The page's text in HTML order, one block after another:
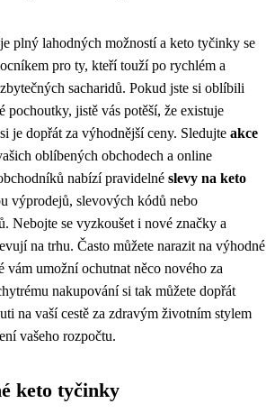
plný lahodných možností a keto tyčinky se
pro ty, kteří touží po rychlém a
sacharidů. Pokud jste si oblíbili
pochoutky, jistě vás potěší, že existuje
je dopřát za výhodnější ceny. Sledujte akce
oblíbených obchodech a online
nabízí pravidelné slevy na keto
výprodejů, slevových kódů nebo
Nebojte se vyzkoušet i nové značky a
na trhu. Často můžete narazit na výhodné
vám umožní ochutnat něco nového za
nakupování si tak můžete dopřát
na vaší cestě za zdravým životním stylem
vašeho rozpočtu.
keto tyčinky